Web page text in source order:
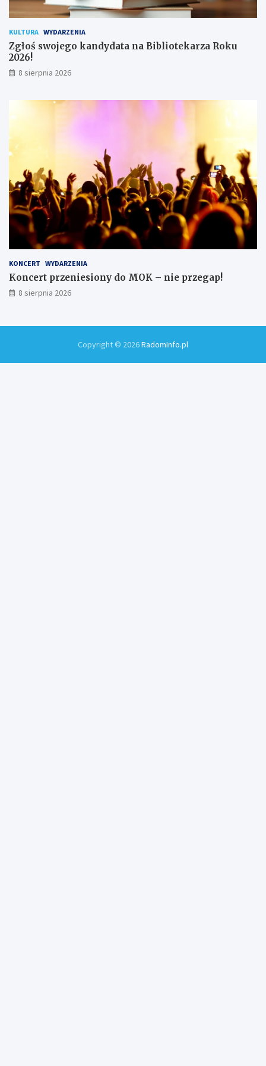
i
ó
w
KULTURA WYDARZENIA
Zgłoś swojego kandydata na Bibliotekarza Roku
2026!
8 sierpnia 2026
KONCERT WYDARZENIA
Koncert przeniesiony do MOK – nie przegap!
8 sierpnia 2026
Copyright © 2026RadomInfo.pl